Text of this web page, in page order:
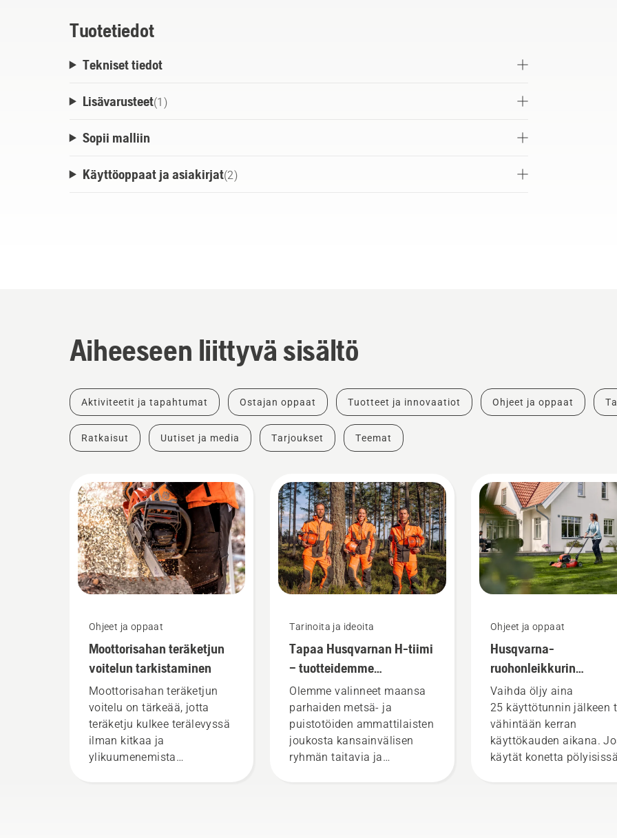
Tuotetiedot
Tekniset tiedot
Lisävarusteet(1 )
Sopii malliin
Käyttöoppaat ja asiakirjat(2)
Aiheeseen liittyvä sisältö
Aktiviteetit ja tapahtumat Ostajan oppaat Tuotteet ja innovaatiot Ohjeet ja oppaat
Ratkaisut Uutiset ja media Tarjoukset Teemat
Ohjeet ja oppaat
Moottorisahan teräketjun
voitelun tarkistaminen
Moottorisahan teräketjun
voitelu on tärkeää, jotta
teräketju kulkee terälevyssä
ilman kitkaa ja
ylikuumenemista
Tarinoita ja ideoita
Tapaa Husqvarnan H-tiimi
– tuotteidemme
vaativimmat käyttäjät
Olemme valinneet maansa
parhaiden metsä- ja
puistotöiden ammattilaisten
joukosta kansainvälisen
ryhmän taitavia ja
Ohjeet ja oppaat
Husqvarna-
ruohonleikkurin
öljynvaihto
Vaihda öljy aina
25 käyttötunnin jälkeen
vähintään kerran
käyttökauden aikana.
käytät konetta